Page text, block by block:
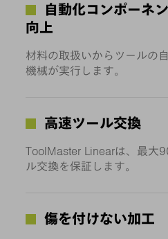
自動化コンポーネ
向上
材料の取扱いからツールの
機械が実行します。
高速ツール交換
ToolMaster Linearは、最大
ル交換を保証します。
傷を付けない加工